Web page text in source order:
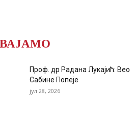
Проф. др Радана Лукајић: Вео
Сабине Попеје
јул 28, 2026